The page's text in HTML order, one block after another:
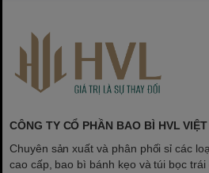
CÔNG TY CỔ PHẦN BAO BÌ HVL
Chuyên sản xuất và phân phối sỉ các
cao cấp, bao bì bánh kẹo và túi bọc